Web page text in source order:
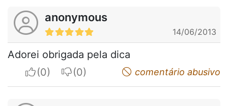
anonymous
14/06/2013
Adorei obrigada pela dica
I apreciateI do not appreciatecomentário abusivo